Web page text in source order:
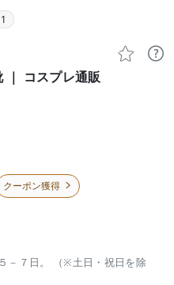
1
 
｜ コスプレ通販
クーポン獲得 
－７日。 （※土日・祝日を除